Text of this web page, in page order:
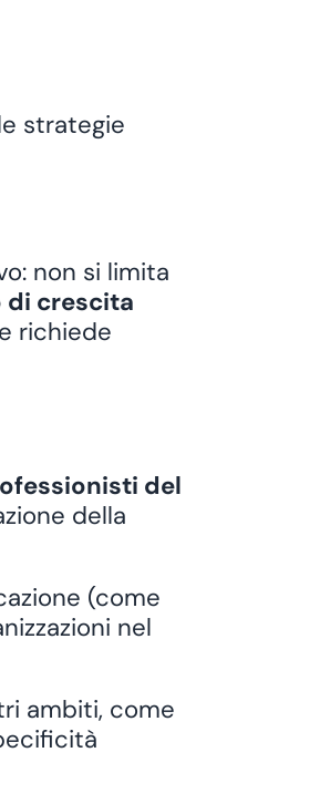
strategie
non si limita
di crescita
richiede
del
della
(come
nel
ambiti, come